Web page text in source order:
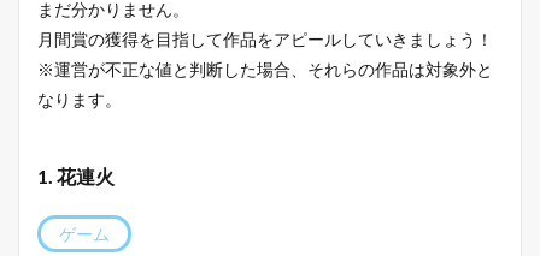
まだ分かりません。
月間賞の獲得を目指して作品をアピールしていきましょう！
※運営が不正な値と判断した場合、それらの作品は対象外と
なります。
1. 花連火
ゲーム